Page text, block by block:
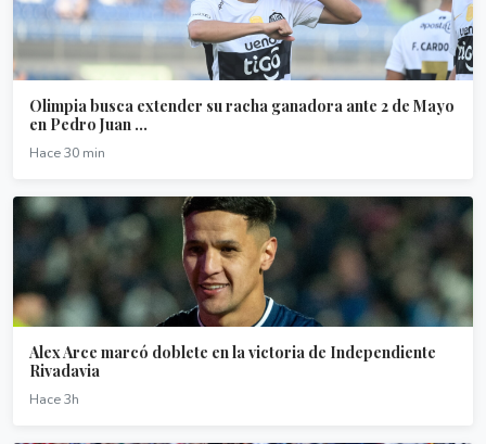
Olimpia busca extender su racha ganadora ante 2 de Mayo
en Pedro Juan ...
Hace 30 min
Alex Arce marcó doblete en la victoria de Independiente
Rivadavia
Hace 3h